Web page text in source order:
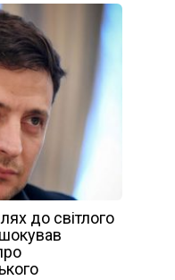
до світлого